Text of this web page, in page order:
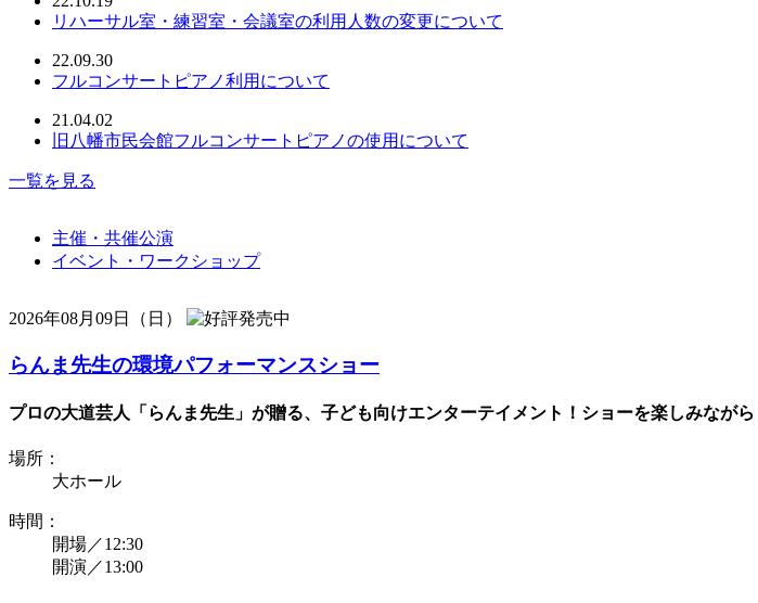
リハーサル室・練習室・会議室の利用人数の変更について
22.09.30
フルコンサートピアノ利用について
21.04.02
旧八幡市民会館フルコンサートピアノの使用について
一覧を見る
主催・共催公演
イベント・ワークショップ
2026年08月09日（日）
らんま先生の環境パフォーマンスショー
プロの大道芸人「らんま先生」が贈る、子ども向けエンターテイメント！ショーを楽しみなが
場所：
大ホール
時間：
開場／12:30
開演／13:00